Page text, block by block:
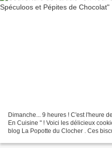
Dimanche... 9 heures ! C'est l'heure
En Cuisine " ! Voici les délicieux
blog La Popotte du Clocher . Ces